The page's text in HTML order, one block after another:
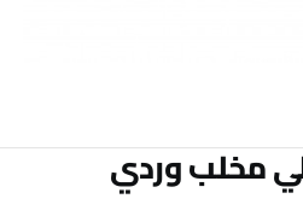
مخلب وردي